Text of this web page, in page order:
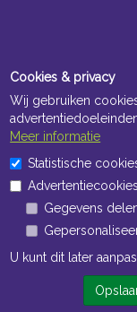
Cookies & privacy
Wij gebruiken
Meer informatie
Statistische
Gegevens
U kunt dit later